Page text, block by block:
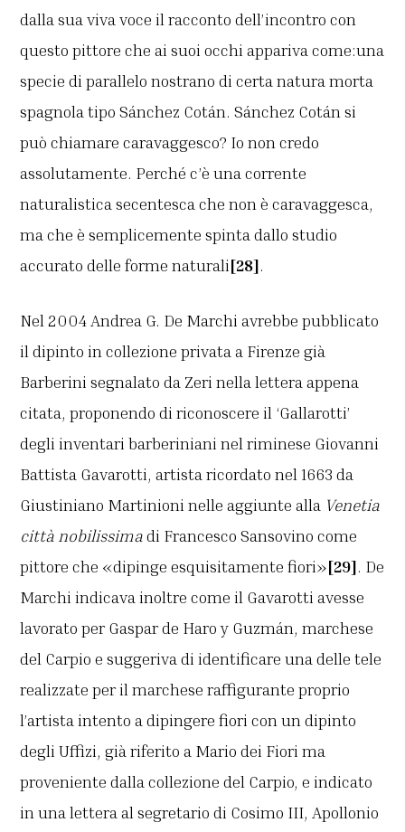
dalla sua viva voce il racconto dell’incontro con
questo pittore che ai suoi occhi appariva come:una
specie di parallelo nostrano di certa natura morta
spagnola tipo Sánchez Cotán. Sánchez Cotán si
può chiamare caravaggesco? Io non credo
assolutamente. Perché c’è una corrente
naturalistica secentesca che non è caravaggesca,
ma che è semplicemente spinta dallo studio
accurato delle forme naturali[28].
Nel 2004 Andrea G. De Marchi avrebbe pubblicato
il dipinto in collezione privata a Firenze già
Barberini segnalato da Zeri nella lettera appena
citata, proponendo di riconoscere il ‘Gallarotti’
degli inventari barberiniani nel riminese Giovanni
Battista Gavarotti, artista ricordato nel 1663 da
Giustiniano Martinioni nelle aggiunte alla Venetia
città nobilissimadi Francesco Sansovino come
pittore che «dipinge esquisitamente fiori»[29]. De
Marchi indicava inoltre come il Gavarotti avesse
lavorato per Gaspar de Haro y Guzmán, marchese
del Carpio e suggeriva di identificare una delle tele
realizzate per il marchese raffigurante proprio
l’artista intento a dipingere fiori con un dipinto
degli Uffizi, già riferito a Mario dei Fiori ma
proveniente dalla collezione del Carpio, e indicato
in una lettera al segretario di Cosimo III, Apollonio